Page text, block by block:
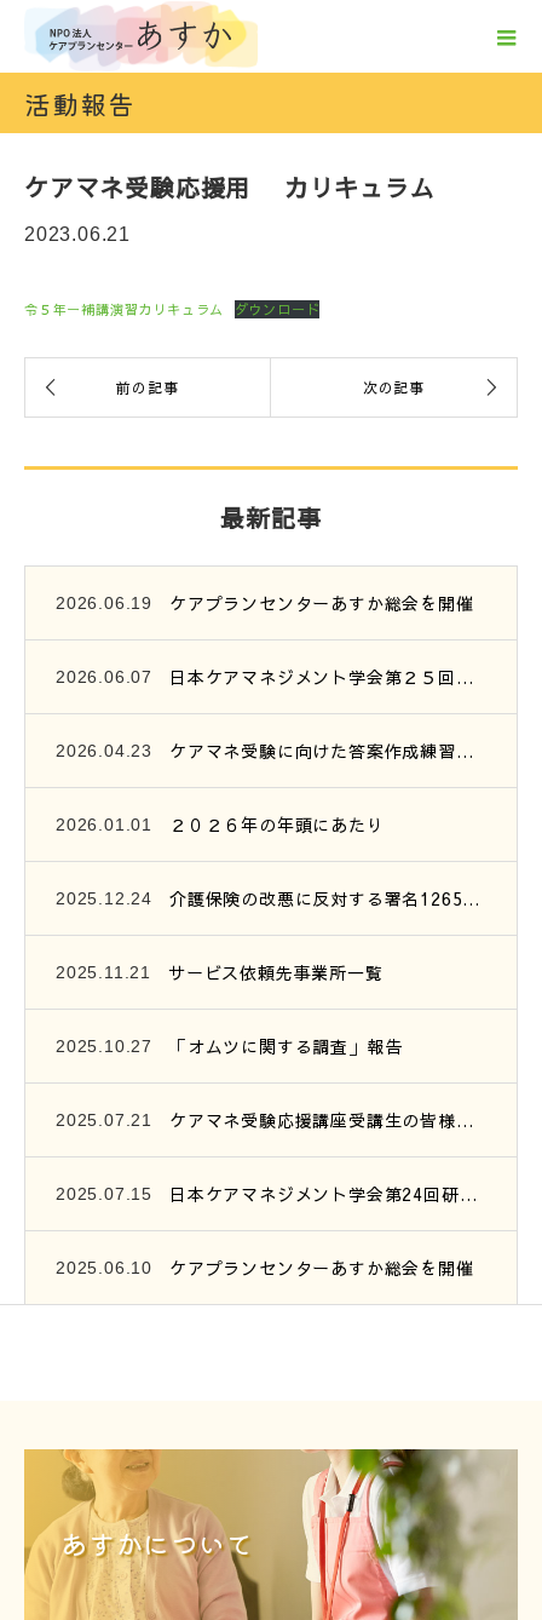
活動報告
ケアマネ受験応援用 カリキュラム
2023.06.21
令５年ー補講演習カリキュラム ダウンロード
最新記事
2026.06.19 ケアプランセンターあすか総会を開催
2026.06.07 日本ケアマネジメント学会第２５回研究大会参加報告
2026.04.23 ケアマネ受験に向けた答案作成練習会開催のご案内
2026.01.01 ２０２６年の年頭にあたり
2025.12.24 介護保険の改悪に反対する署名1265筆を提出
2025.11.21 サービス依頼先事業所一覧
2025.10.27 「オムツに関する調査」報告
2025.07.21 ケアマネ受験応援講座受講生の皆様へ、連絡です。
2025.07.15 日本ケアマネジメント学会第24回研究大会参加報告
2025.06.10 ケアプランセンターあすか総会を開催
あすかについて